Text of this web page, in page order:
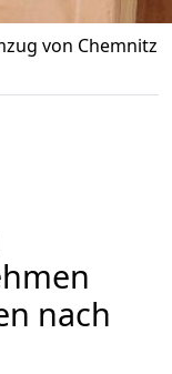
von Chemnitz
nach